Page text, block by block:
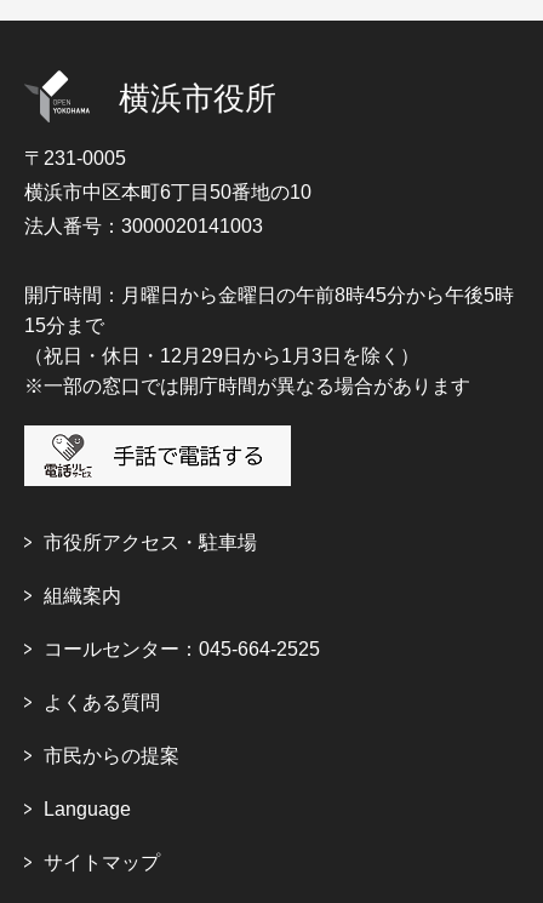
横浜市役所
〒231-0005
横浜市中区本町6丁目50番地の10
法人番号：3000020141003
開庁時間：月曜日から金曜日の午前8時45分から午後5時
15分まで
（祝日・休日・12月29日から1月3日を除く）
※一部の窓口では開庁時間が異なる場合があります
市役所アクセス・駐車場
組織案内
コールセンター：045-664-2525
よくある質問
市民からの提案
Language
サイトマップ